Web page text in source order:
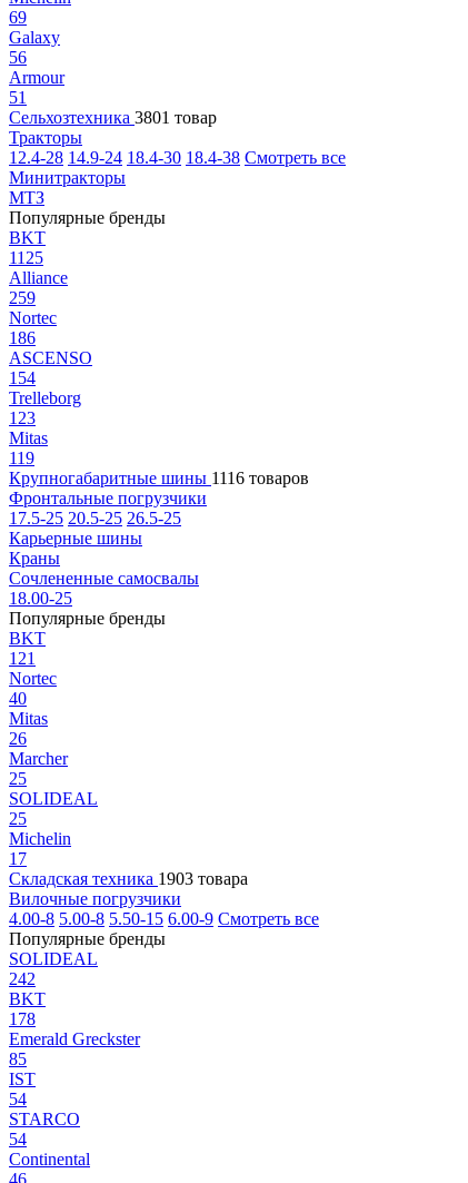
69
Galaxy
56
Armour
51
Сельхозтехника 3801 товар
Тракторы
12.4-28 14.9-24 18.4-30 18.4-38 Смотреть все
Минитракторы
МТЗ
Популярные бренды
BKT
1125
Alliance
259
Nortec
186
ASCENSO
154
Trelleborg
123
Mitas
119
Крупногабаритные шины 1116 товаров
Фронтальные погрузчики
17.5-25 20.5-25 26.5-25
Карьерные шины
Краны
Сочлененные самосвалы
18.00-25
Популярные бренды
BKT
121
Nortec
40
Mitas
26
Marcher
25
SOLIDEAL
25
Michelin
17
Складская техника 1903 товара
Вилочные погрузчики
4.00-8 5.00-8 5.50-15 6.00-9 Смотреть все
Популярные бренды
SOLIDEAL
242
BKT
178
Emerald Greckster
85
IST
54
STARCO
54
Continental
46